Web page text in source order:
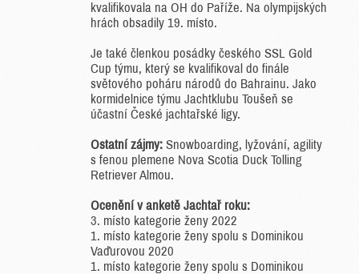
kvalifikovala na OH do Paříže. Na olympijských
hrách obsadily 19. místo.
Je také členkou posádky českého SSL Gold
Cup týmu, který se kvalifikoval do finále
světového poháru národů do Bahrainu. Jako
kormidelnice týmu Jachtklubu Toušeň se
účastní České jachtařské ligy.
Ostatní zájmy: Snowboarding, lyžování, agility
s fenou plemene Nova Scotia Duck Tolling
Retriever Almou.
Ocenění v anketě Jachtař roku:
3. místo kategorie ženy 2022
1. místo kategorie ženy spolu s Dominikou
Vaďurovou 2020
1. místo kategorie ženy spolu s Dominikou